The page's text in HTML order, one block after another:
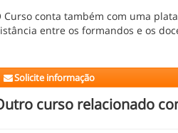
Curso conta também com uma
entre os formandos e os
Solicite informação
curso relacionado